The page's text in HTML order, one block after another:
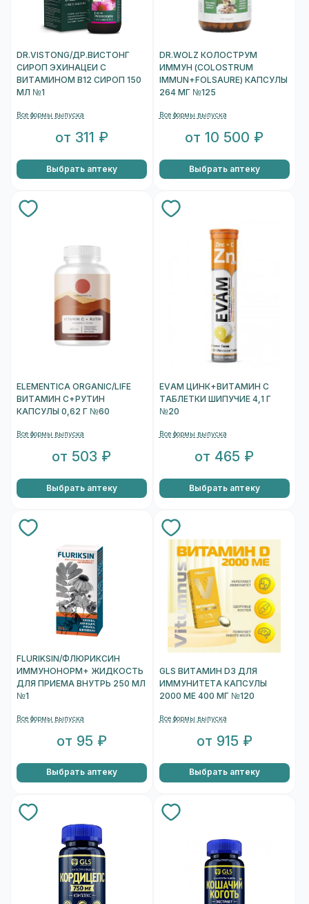
DR.VISTONG/ДР.ВИСТОНГ
СИРОП ЭХИНАЦЕИ С
ВИТАМИНОМ B12 СИРОП 150
МЛ №1
Все формы выпуска
от 311 ₽
Выбрать аптеку
DR.WOLZ КОЛОСТРУМ
ИММУН (COLOSTRUM
IMMUN+FOLSAURE) КАПСУЛЫ
264 МГ №125
Все формы выпуска
от 10 500 ₽
Выбрать аптеку
ELEMENTICA ORGANIC/LIFE
ВИТАМИН С+РУТИН
КАПСУЛЫ 0,62 Г №60
Все формы выпуска
от 503 ₽
Выбрать аптеку
EVAM ЦИНК+ВИТАМИН C
ТАБЛЕТКИ ШИПУЧИЕ 4,1 Г
№20
Все формы выпуска
от 465 ₽
Выбрать аптеку
FLURIKSIN/ФЛЮРИКСИН
ИММУНОНОРМ+ ЖИДКОСТЬ
ДЛЯ ПРИЕМА ВНУТРЬ 250 МЛ
№1
Все формы выпуска
от 95 ₽
Выбрать аптеку
GLS ВИТАМИН D3 ДЛЯ
ИММУНИТЕТА КАПСУЛЫ
2000 МЕ 400 МГ №120
Все формы выпуска
от 915 ₽
Выбрать аптеку